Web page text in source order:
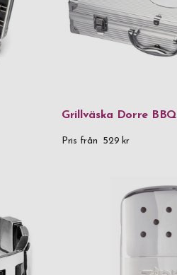
Grillväska Dorre BBQ
Pris från 529 kr